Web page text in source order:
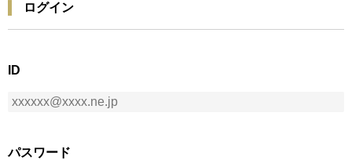
ログイン
ID
パスワード